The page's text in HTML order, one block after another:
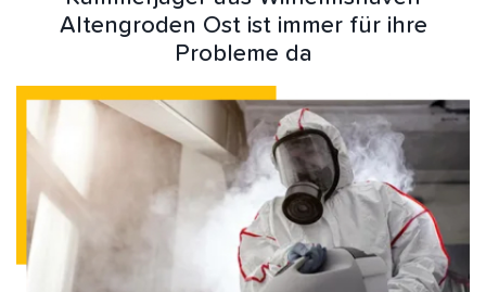
Altengroden Ost ist immer für ihre
Probleme da